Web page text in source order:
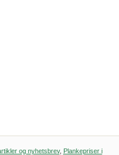
og nyhetsbrev, Plankepriser i